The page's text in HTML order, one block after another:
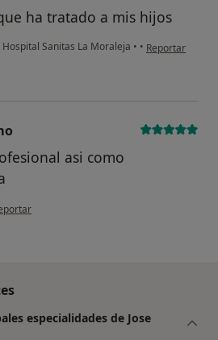
ha tratado a mis hijos
Hospital Sanitas La Moraleja • • en opinión del
Reportar
asi como
opinión del usuario paciente anónimo
especialidades de Jose